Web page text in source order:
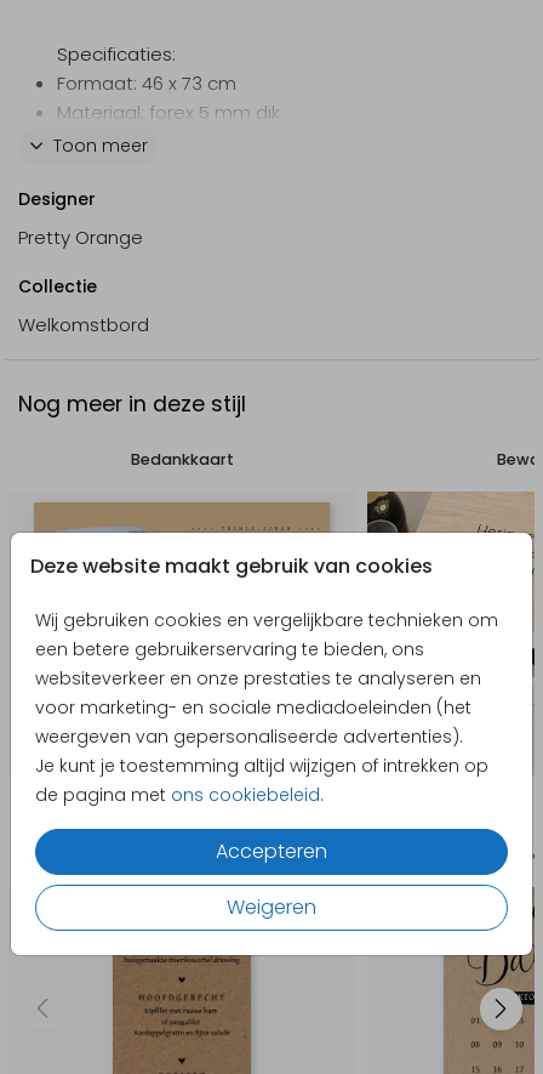
Deze website maakt gebruik van cookies
Wij gebruiken cookies en vergelijkbare technieken om
een betere gebruikerservaring te bieden, ons
websiteverkeer en onze prestaties te analyseren en
voor marketing- en sociale mediadoeleinden (het
weergeven van gepersonaliseerde advertenties).
Je kunt je toestemming altijd wijzigen of intrekken op
de pagina met ons cookiebeleid.
Accepteren
Weigeren
Specificaties:
Formaat: 46 x 73 cm
Materiaal: forex 5 mm dik
Weersbestendig
Levering 2 tot 3 werkdagen
Toon meer
Designer
Pretty Orange
Collectie
Welkomstbord
Nog meer in deze stijl
Bedankkaart
Producten die hierop lijken
Menukaart Change